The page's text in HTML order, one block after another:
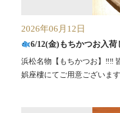
2026年06月12日
6/12(金)もちかつお入荷
浜松名物【もちかつお】‼︎‼︎
娯座樓にてご用意ございます